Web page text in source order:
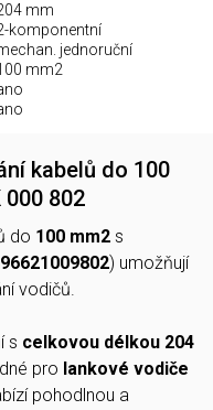
mm
komponentní
jednoruční
mm2
kabelů do 100
000 802
do 100 mm2 s
) umožňují
vodičů.
s celkovou délkou 204
pro lankové vodiče
pohodlnou a